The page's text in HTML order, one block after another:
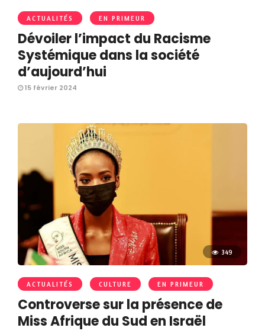
ACTUALITÉS EN PRIMEUR
Dévoiler l’impact du Racisme
Systémique dans la société
d’aujourd’hui
15 février 2024
349
ACTUALITÉS CULTURE EN PRIMEUR
Controverse sur la présence de
Miss Afrique du Sud en Israël